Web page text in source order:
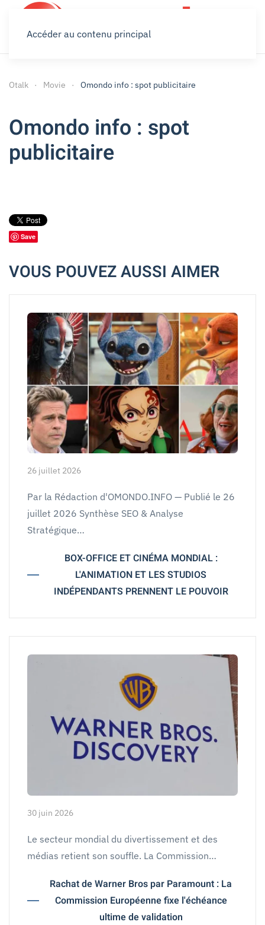
Accéder au contenu principal
Otalk Movie Omondo info : spot publicitaire
Omondo info : spot
publicitaire
Save
VOUS POUVEZ AUSSI AIMER
26 juillet 2026
Par la Rédaction d'OMONDO.INFO — Publié le 26
juillet 2026 Synthèse SEO & Analyse
Stratégique…
BOX-OFFICE ET CINÉMA MONDIAL :
L'ANIMATION ET LES STUDIOS
INDÉPENDANTS PRENNENT LE POUVOIR
30 juin 2026
Le secteur mondial du divertissement et des
médias retient son souffle. La Commission…
Rachat de Warner Bros par Paramount : La
Commission Européenne fixe l'échéance
ultime de validation